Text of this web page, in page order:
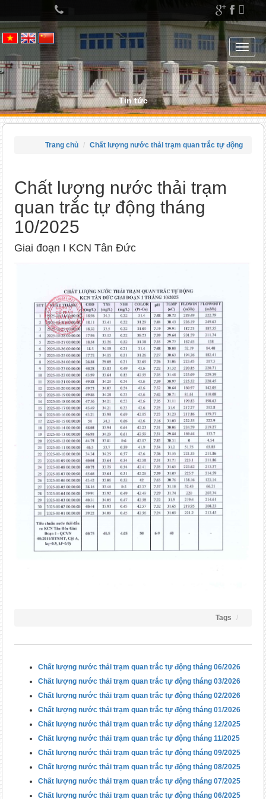
menu
Toggle
Tin tức
Trang chủ Chất lượng nước thải trạm quan trắc tự động
Chất lượng nước thải trạm
quan trắc tự động tháng
10/2025
Giai đoạn I KCN Tân Đức
Tags
Chất lượng nước thải trạm quan trắc tự động tháng 06/2026
Chất lượng nước thải trạm quan trắc tự động tháng 03/2026
Chất lượng nước thải trạm quan trắc tự động tháng 02/2026
Chất lượng nước thải trạm quan trắc tự động tháng 01/2026
Chất lượng nước thải trạm quan trắc tự động tháng 12/2025
Chất lượng nước thải trạm quan trắc tự động tháng 11/2025
Chất lượng nước thải trạm quan trắc tự động tháng 09/2025
Chất lượng nước thải trạm quan trắc tự động tháng 08/2025
Chất lượng nước thải trạm quan trắc tự động tháng 07/2025
Chất lượng nước thải trạm quan trắc tự động tháng 06/2025